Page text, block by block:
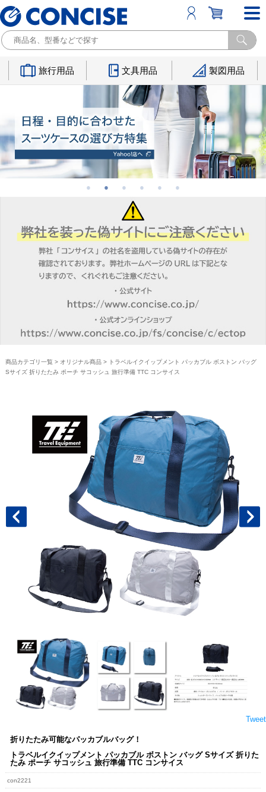
旅行用品 文具用品 製図用品
商品カテゴリ一覧 > オリジナル商品> トラベルイクイップメント パッカブル ボストン バッグ
Sサイズ 折りたたみ ポーチ サコッシュ 旅行準備 TTC コンサイス
Tweet
折りたたみ可能なパッカブルバッグ！
トラベルイクイップメント パッカブル ボストン バッグ Sサイズ 折りた
たみ ポーチ サコッシュ 旅行準備 TTC コンサイス
con2221